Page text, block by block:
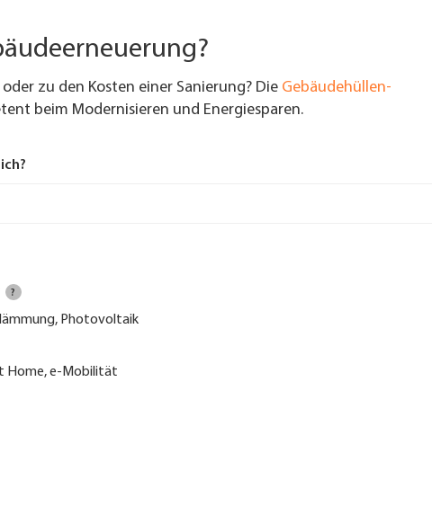
zu den Kosten einer Sanierung? Die Gebäudehüllen-
beim Modernisieren und Energiesparen.
?
Photovoltaik
Home, e-Mobilität